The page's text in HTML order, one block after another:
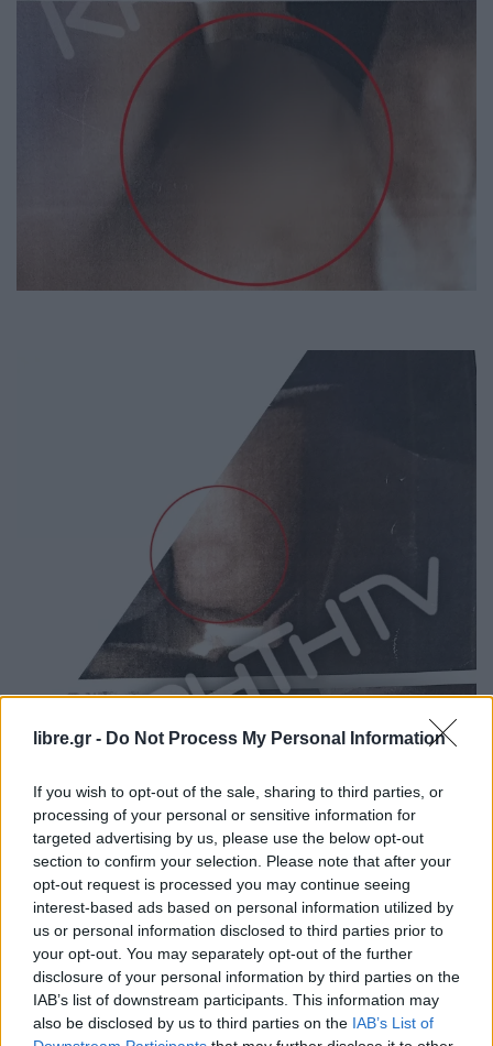
libre.gr - Do Not Process My Personal Information
If you wish to opt-out of the sale, sharing to third parties, or
processing of your personal or sensitive information for
targeted advertising by us, please use the below opt-out
section to confirm your selection. Please note that after your
opt-out request is processed you may continue seeing
interest-based ads based on personal information utilized by
us or personal information disclosed to third parties prior to
your opt-out. You may separately opt-out of the further
disclosure of your personal information by third parties on the
IAB’s list of downstream participants. This information may
also be disclosed by us to third parties on the IAB’s List of